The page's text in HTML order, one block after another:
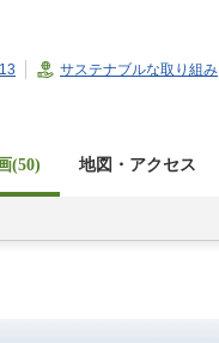
サステナブルな取り組み
(50) 地図・アクセス